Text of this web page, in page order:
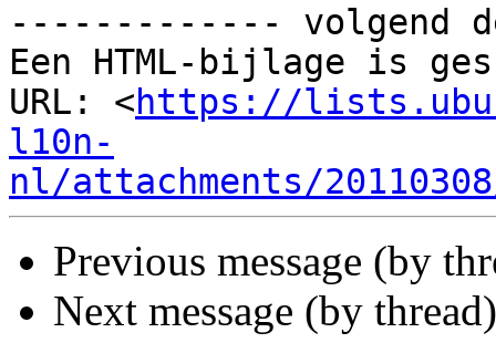
------------- volgend
Een HTML-bijlage is
URL: <https://
l10n-
nl/attachments/
Previous message (by
Next message (by